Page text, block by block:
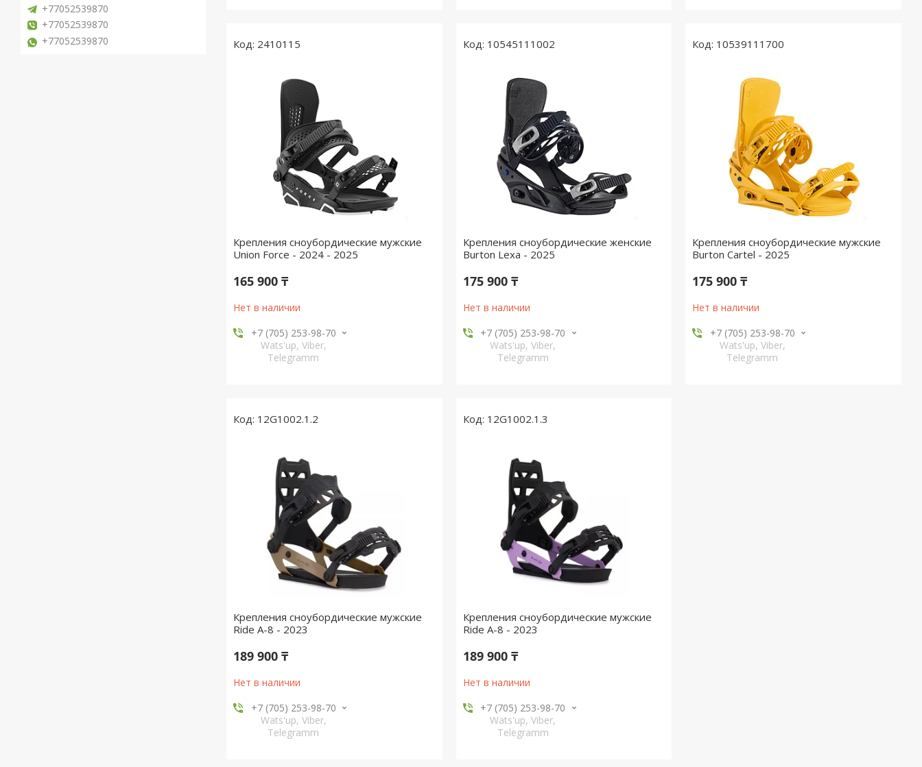
2410115
Крепления сноубордические мужские
Union Force - 2024 - 2025
165 900 ₸
Нет в наличии
+7 (705) 253-98-70
Wats'up, Viber,
Telegramm
10545111002
Крепления сноубордические женские
Burton Lexa - 2025
175 900 ₸
Нет в наличии
+7 (705) 253-98-70
Wats'up, Viber,
Telegramm
10539111700
Крепления сноубордические мужские
Burton Cartel - 2025
175 900 ₸
Нет в наличии
+7 (705) 253-98-70
Wats'up, Viber,
Telegramm
12G1002.1.2
Крепления сноубордические мужские
Ride A-8 - 2023
189 900 ₸
Нет в наличии
+7 (705) 253-98-70
Wats'up, Viber,
Telegramm
12G1002.1.3
Крепления сноубордические мужские
Ride A-8 - 2023
189 900 ₸
Нет в наличии
+7 (705) 253-98-70
Wats'up, Viber,
Telegramm
+77052539870
+77052539870
+77052539870